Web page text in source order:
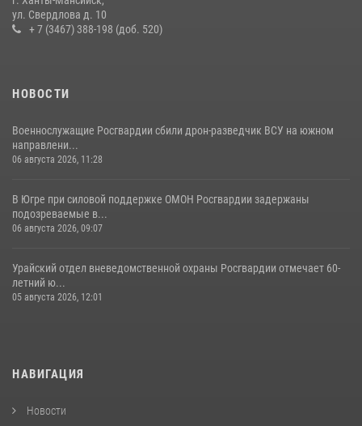
13 июля 2026, 11:47
ул. Свердлова д. 10
+ 7 (3467) 388-198 (доб. 520)
НОВОСТИ
Военнослужащие Росгвардии сбили дрон-разведчик ВСУ на южном
направлени...
06 августа 2026, 11:28
В Югре при силовой поддержке ОМОН Росгвардии задержаны
подозреваемые в...
06 августа 2026, 09:07
Урайский отдел вневедомственной охраны Росгвардии отмечает 60-
летний ю...
05 августа 2026, 12:01
НАВИГАЦИЯ
Новости